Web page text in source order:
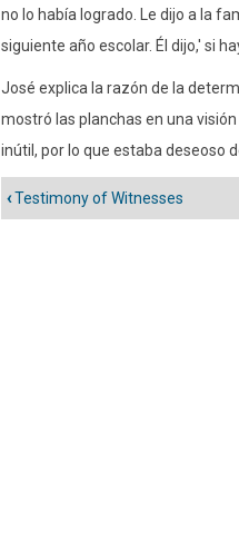
no lo había logrado. Le dijo a la
siguiente año escolar. Él dijo,' si
José explica la razón de la
mostró las planchas en una
inútil, por lo que estaba deseoso
Enlaces
‹Testimony of Witnesses